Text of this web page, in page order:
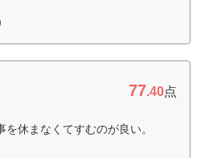
77.40点
休まなくてすむのが良い。